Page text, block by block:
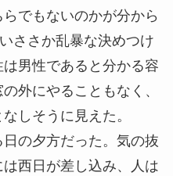
でもないのかが分から
ささか乱暴な決めつけ
男性であると分かる容
外にやることもなく、
しそうに見えた。
の夕方だった。気の抜
西日が差し込み、人は